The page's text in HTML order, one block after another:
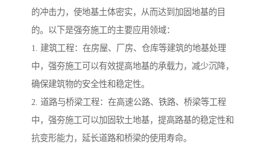
的冲击力，使地基土体密实，从而达到加固地基的目
的。以下是强夯施工的主要应用领域：
1. 建筑工程：在房屋、厂房、仓库等建筑的地基处理
中，强夯施工可以有效提高地基的承载力，减少沉降，
确保建筑物的安全性和稳定性。
2. 道路与桥梁工程：在高速公路、铁路、桥梁等工程
中，强夯施工可以加固软土地基，提高路基的稳定性和
抗变形能力，延长道路和桥梁的使用寿命。